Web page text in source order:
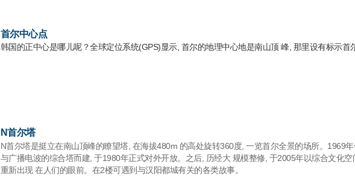
首尔中心点
韩国的正中心是哪儿呢？全球定位系统(GPS)显示, 首尔的地理中心地是南山顶 峰, 那里设有标示首
N首尔塔
N首尔塔是挺立在南山顶峰的瞭望塔, 在海拔480m 的高处旋转360度, 一览首尔全景的场所。1969
与广播电波的综合塔而建, 于1980年正式对外开放。之后, 历经大 规模整修, 于2005年以综合文化
重新出现 在人们的眼前。在2楼可遇到与汉阳都城有关的各类故事。